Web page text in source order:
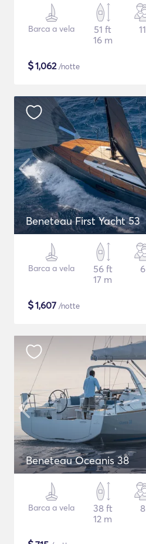
Barca a vela
51 ft
16 m
11
$1,062/notte
Beneteau First Yacht 53
Barca a vela
56 ft
17 m
6
$1,607 /notte
Beneteau Oceanis 38
Barca a vela
38 ft
12 m
8